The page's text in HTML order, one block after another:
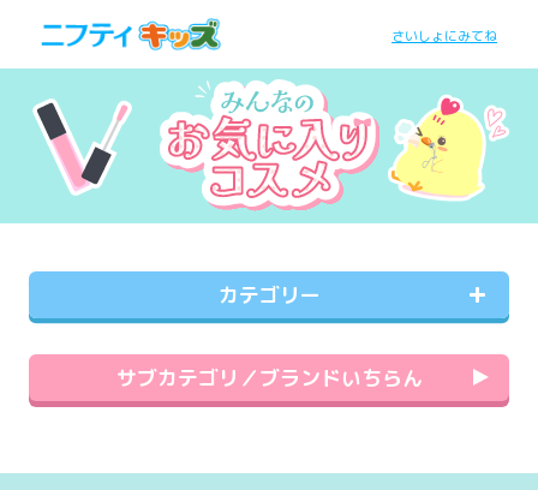
さいしょにみてね
カテゴリー
サブカテゴリ／ブランドいちらん